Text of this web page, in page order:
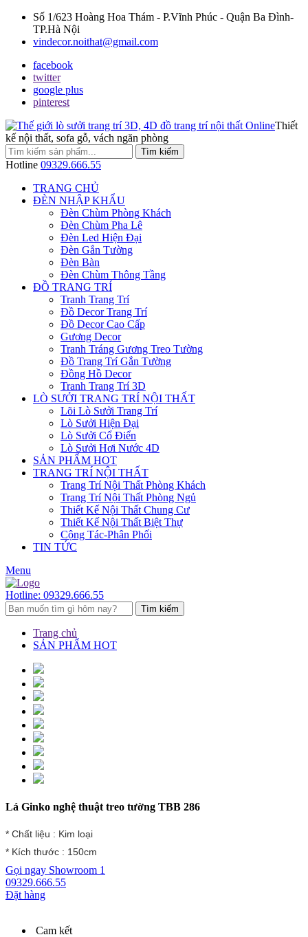
Số 1/623 Hoàng Hoa Thám - P.Vĩnh Phúc - Quận Ba Đình-
TP.Hà Nội
vindecor.noithat@gmail.com
facebook
twitter
google plus
pinterest
Thiết
kế nội thất, sofa gỗ, vách ngăn phòng
Tìm kiếm
Hotline 09329.666.55
TRANG CHỦ
ĐÈN NHẬP KHẨU
Đèn Chùm Phòng Khách
Đèn Chùm Pha Lê
Đèn Led Hiện Đại
Đèn Gắn Tường
Đèn Bàn
Đèn Chùm Thông Tầng
ĐỒ TRANG TRÍ
Tranh Trang Trí
Đồ Decor Trang Trí
Đồ Decor Cao Cấp
Gương Decor
Tranh Tráng Gương Treo Tường
Đồ Trang Trí Gắn Tường
Đồng Hồ Decor
Tranh Trang Trí 3D
LÒ SƯỞI TRANG TRÍ NỘI THẤT
Lõi Lò Sưởi Trang Trí
Lò Sưởi Hiện Đại
Lò Sưởi Cổ Điển
Lò Sưởi Hơi Nước 4D
SẢN PHẨM HOT
TRANG TRÍ NỘI THẤT
Trang Trí Nội Thất Phòng Khách
Trang Trí Nội Thất Phòng Ngủ
Thiết Kế Nội Thất Chung Cư
Thiết Kế Nội Thất Biệt Thự
Cộng Tác-Phân Phối
TIN TỨC
Menu
Hotline: 09329.666.55
Tìm kiếm
Trang chủ
SẢN PHẨM HOT
Lá Ginko nghệ thuật treo tường TBB 286
* Chất liệu : Kim loại
* Kích thước : 150cm
Gọi ngay Showroom 1
09329.666.55
Đặt hàng
Cam kết